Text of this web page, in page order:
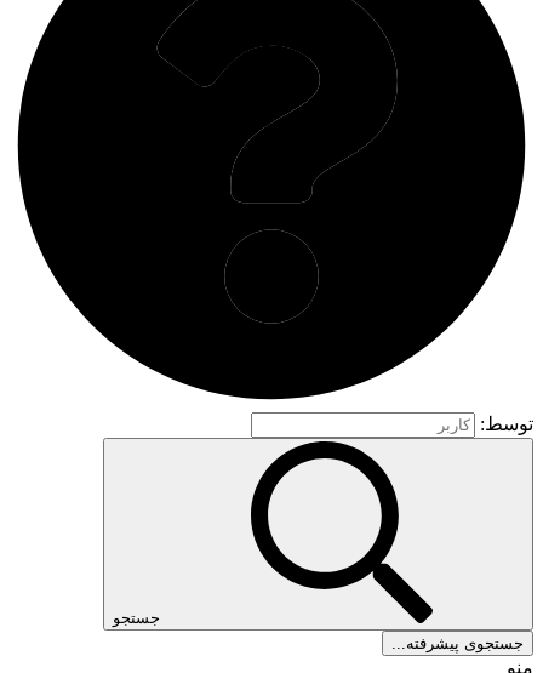
توسط:
جستجو
جستجوی پیشرفته...
منو